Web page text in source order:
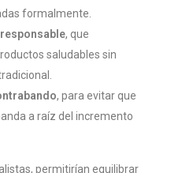
formalmente.
, que
saludables sin
, para evitar que
a raíz del incremento
permitirían equilibrar